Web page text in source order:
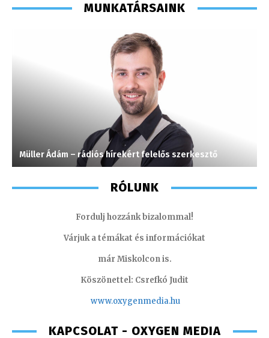
MUNKATÁRSAINK
Müller Ádám – rádiós hírekért felelős szerkesztő
RÓLUNK
Fordulj hozzánk bizalommal!
Várjuk a témákat és információkat
már Miskolcon is.
Köszönettel: Csrefkó Judit
www.oxygenmedia.hu
KAPCSOLAT - OXYGEN MEDIA